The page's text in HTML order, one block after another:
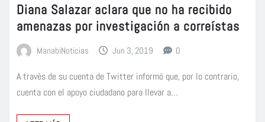
Diana Salazar aclara que no ha recibido
amenazas por investigación a correístas
ManabiNoticias Jun 3, 2019 0
A través de su cuenta de Twitter informó que, por lo contrario,
cuenta con el apoyo ciudadano para llevar a…